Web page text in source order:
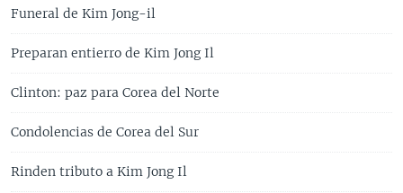
Funeral de Kim Jong-il
Preparan entierro de Kim Jong Il
Clinton: paz para Corea del Norte
Condolencias de Corea del Sur
Rinden tributo a Kim Jong Il